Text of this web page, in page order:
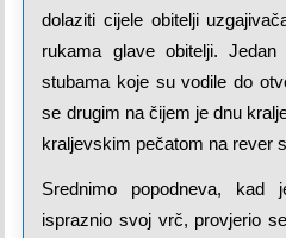
dolaziti cijele obitelji
rukama glave obitelji.
stubama koje su vodile do
se drugim na čijem je dnu
kraljevskim pečatom na rever
Srednimo popodneva, kad
ispraznio svoj vrč, provjerio